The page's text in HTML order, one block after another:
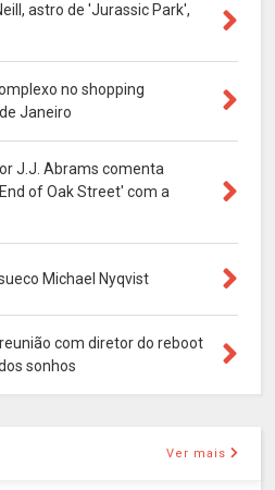
astro de 'Jurassic Park',
no shopping
Janeiro
J.J. Abrams comenta
of Oak Street' com a
Michael Nyqvist
com diretor do reboot
sonhos
Ver mais